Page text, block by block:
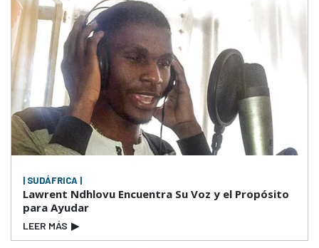
| SUDÁFRICA |
Lawrent Ndhlovu Encuentra Su Voz y el Propósito
para Ayudar
LEER MÁS ▶